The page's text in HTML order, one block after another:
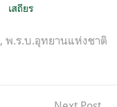
เสถียร
, พ.ร.บ.อุทยานแห่งชาติ